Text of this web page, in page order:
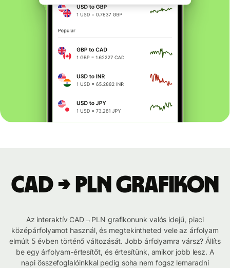
CAD → PLN grafikon
Az interaktív CAD→PLN grafikonunk valós idejű, piaci
középárfolyamot használ, és megtekintheted vele az árfolyam
elmúlt 5 évben történő változását. Jobb árfolyamra vársz? Állíts
be egy árfolyam-értesítőt, és értesítünk, amikor jobb lesz. A
napi összefoglalóinkkal pedig soha nem fogsz lemaradni